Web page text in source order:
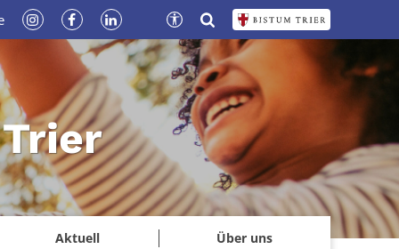
Aktuell Über uns